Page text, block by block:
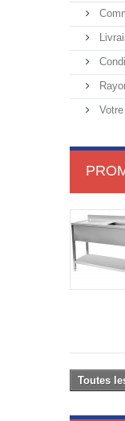
Toutes